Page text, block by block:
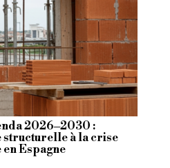
2026–2030 :
structurelle à la crise
Espagne